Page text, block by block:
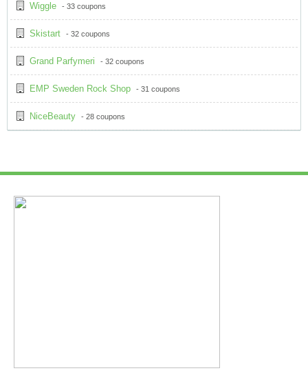
Wiggle - 33 coupons
Skistart - 32 coupons
Grand Parfymeri - 32 coupons
EMP Sweden Rock Shop - 31 coupons
NiceBeauty - 28 coupons